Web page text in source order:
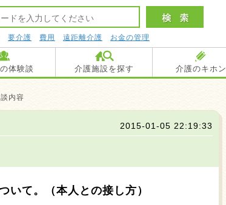
要介護 費用 遠距離介護 お金の管理
体験談 介護施設を探す 介護のキホン
内容
2015-01-05 22:19:33
いて。（本人との接し方）